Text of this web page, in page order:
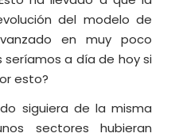
del modelo de
en muy poco
seríamos a día de hoy si
esto?
siguiera de la misma
sectores hubieran